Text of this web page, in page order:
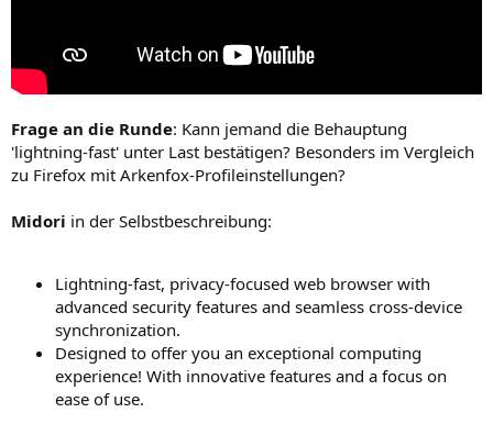
Frage an die Runde: Kann jemand die Behauptung
'lightning-fast' unter Last bestätigen? Besonders im Vergleich
zu Firefox mit Arkenfox-Profileinstellungen?
Midori in der Selbstbeschreibung:
Lightning-fast, privacy-focused web browser with
advanced security features and seamless cross-device
synchronization.
Designed to offer you an exceptional computing
experience! With innovative features and a focus on
ease of use.